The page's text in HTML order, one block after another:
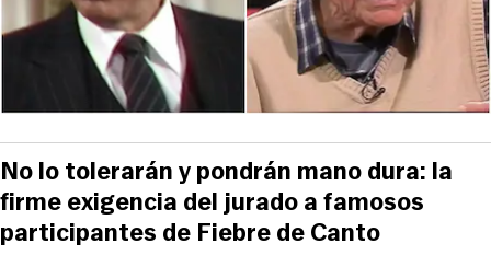
No lo tolerarán y pondrán mano dura: la
firme exigencia del jurado a famosos
participantes de Fiebre de Canto